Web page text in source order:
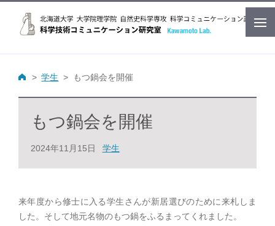
学生 もつ鍋会を開催
もつ鍋会を開催
2024年11月15日 学生
来年度から修士に入る学生さんが新居選びのために来札しま
した。そして地元名物のもつ鍋をふるまってくれました。